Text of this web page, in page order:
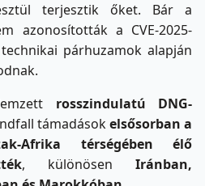
terjesztik őket. Bár a
azonosították a CVE-2025-
párhuzamok alapján
rosszindulatú DNG-
támadásokelsősorban a
Afrika térségében élő
, különösen Iránban,